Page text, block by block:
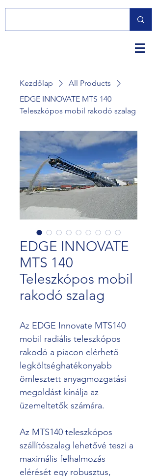
Kezdőlap
All Products
EDGE INNOVATE MTS 140
Teleszkópos mobil rakodó szalag
EDGE INNOVATE
MTS 140
Teleszkópos mobil
rakodó szalag
Az EDGE Innovate MTS140
mobil radiális teleszkópos
rakodó a piacon elérhető
legköltséghatékonyabb
ömlesztett anyagmozgatási
megoldást kínálja az
üzemeltetők számára.
Az MTS140 teleszkópos
szállítószalag lehetővé teszi a
maximális felhalmozás
elérését egy robusztus,